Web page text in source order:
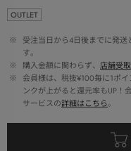
OUTLET
※
受注当日から4日後までに発
す。
※
購入金額に関わらず、 店舗受取
※
会員様は、税抜¥100毎に1ポ
ンクが上がると還元率もUP！
サービスの詳細はこちら。